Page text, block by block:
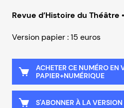
Revue d’Histoire du Théâtre
Version papier : 15 euros
ACHETER CE NUMÉRO EN
PAPIER+NUMÉRIQUE
S'ABONNER À LA